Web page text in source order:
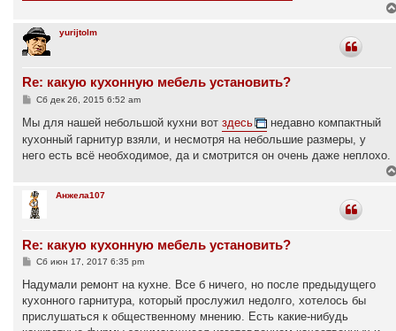
yurijtolm
Re: какую кухонную мебель установить?
С
о
щ
е
н
Сб дек 26, 2015 6:52 am
Мы для нашей небольшой кухни вот здесь
недавно компактный
кухонный гарнитур взяли, и несмотря на небольшие размеры, у
него есть всё необходимое, да и смотрится он очень даже неплохо.
Анжела107
Re: какую кухонную мебель установить?
С
о
б
щ
е
Сб июн 17, 2017 6:35 pm
Надумали ремонт на кухне. Все б ничего, но после предыдущего
кухонного гарнитура, который прослужил недолго, хотелось бы
прислушаться к общественному мнению. Есть какие-нибудь